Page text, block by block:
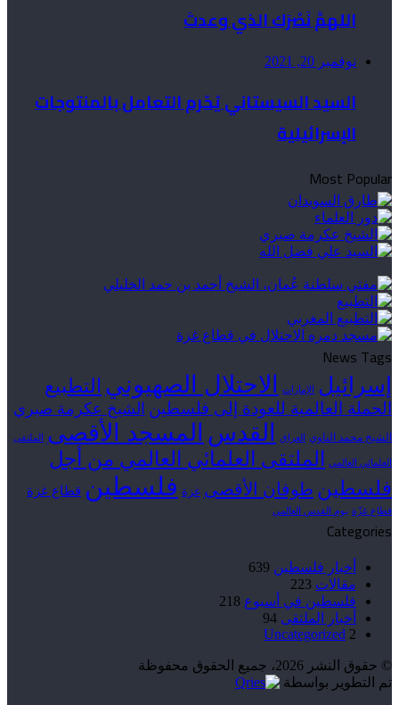
اللهمَّ نَصْرَك الذي وعدتَ
نوفمبر 20, 2021
السيد السيستاني يُحّرم التعامل بالمنتوجات
الإسرائيلية
Most Popular
News Tags
إسرائيل الإمارات الاحتلال الصهيوني التطبيع
الحملة العالمية للعودة إلى فلسطين الشيخ عكرمة صبري
الشيخ محمد الناوي العراق القدس المسجد الأقصى الملتقى
العلمائي العالمي
الملتقى العلمائي العالمي من أجل
فلسطين طوفان الأقصى غزة فلسطين قطاع غزة
قطاع غزّة يوم القدس العالمي
Categories
أخبار فلسطين 639
مقالات 223
فلسطين في أسبوع 218
أخبار الملتقى 94
Uncategorized 2
© حقوق النشر 2026، جميع الحقوق محفوظة
تم التطوير بواسطة